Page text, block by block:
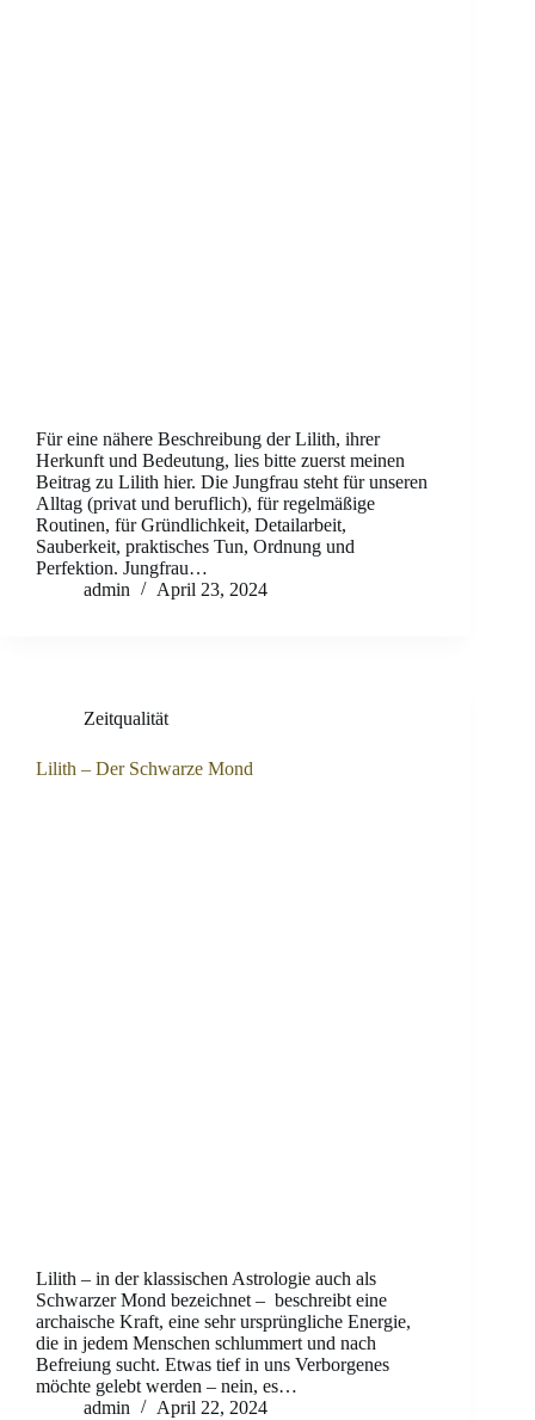
Für eine nähere Beschreibung der Lilith, ihrer
Herkunft und Bedeutung, lies bitte zuerst meinen
Beitrag zu Lilith hier. Die Jungfrau steht für unseren
Alltag (privat und beruflich), für regelmäßige
Routinen, für Gründlichkeit, Detailarbeit,
Sauberkeit, praktisches Tun, Ordnung und
Perfektion. Jungfrau…
admin
April 23, 2024
Zeitqualität
Lilith – Der Schwarze Mond
Lilith – in der klassischen Astrologie auch als
Schwarzer Mond bezeichnet – beschreibt eine
archaische Kraft, eine sehr ursprüngliche Energie,
die in jedem Menschen schlummert und nach
Befreiung sucht. Etwas tief in uns Verborgenes
möchte gelebt werden – nein, es…
admin
April 22, 2024